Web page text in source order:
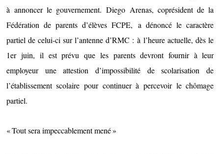
à annoncer le gouvernement. Diego Arenas, coprésident de la
Fédération de parents d’élèves FCPE, a dénoncé le caractère
partiel de celui-ci sur l’antenne d’RMC : à l’heure actuelle, dès le
1er juin, il est prévu que les parents devront fournir à leur
employeur une attestion d’impossibilité de scolarisation de
l’établissement scolaire pour continuer à percevoir le chômage
partiel.
« Tout sera impeccablement mené »